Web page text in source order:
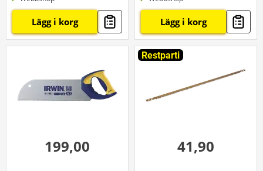
Lägg i korg Lägg i korg
199,00
Restparti
41,90